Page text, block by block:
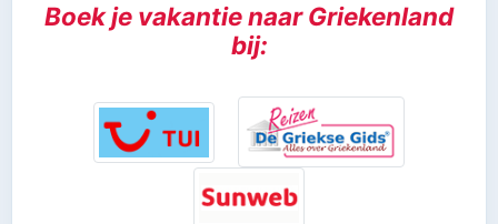
Boek je vakantie naar Griekenland
bij: